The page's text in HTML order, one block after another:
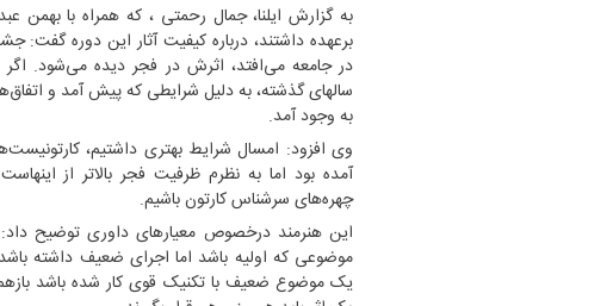
به گزارش ایلنا، جمال رحمتی ، که همراه با بهمن
برعهده داشتند، درباره کیفیت آثار این دوره گفت:
در جامعه می‌افتد، اثرش در فجر دیده می‌شود. اگر
سالهای گذشته، به دلیل شرایطی که پیش آمد و
به وجود آمد. ‎
وی افزود: امسال شرایط بهتری داشتیم،
آمده بود اما به نظرم ظرفیت فجر بالاتر از
چهره‌های سرشناس کارتون باشیم. ‎
این هنرمند درخصوص معیارهای داوری توضیح
موضوعی که اولیه باشد اما اجرای ضعیف داشته
یک موضوع ضعیف با تکنیک قوی کار شده باشد